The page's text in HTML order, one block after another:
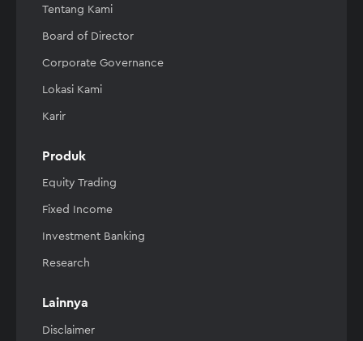
Tentang Kami
Board of Director
Corporate Governance
Lokasi Kami
Karir
Produk
Equity Trading
Fixed Income
Investment Banking
Research
Lainnya
Disclaimer